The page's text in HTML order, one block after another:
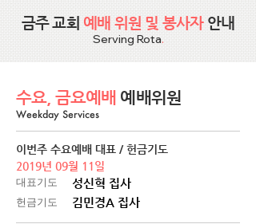
금주 교회 예배 위원 및 봉사자안내
Serving Rota.
수요, 금요예배 예배위원
Weekday Services
이번주 수요예배 대표 / 헌금기도
2019년 09월 11일
성신혁 집사
대표기도
헌금기도
김민경A 집사